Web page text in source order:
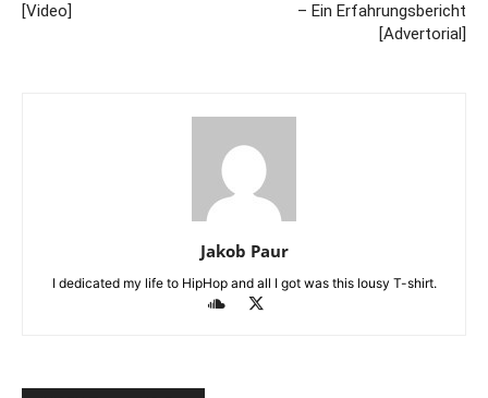
[Video]
– Ein Erfahrungsbericht
[Advertorial]
Jakob Paur
I dedicated my life to HipHop and all I got was this lousy T-shirt.